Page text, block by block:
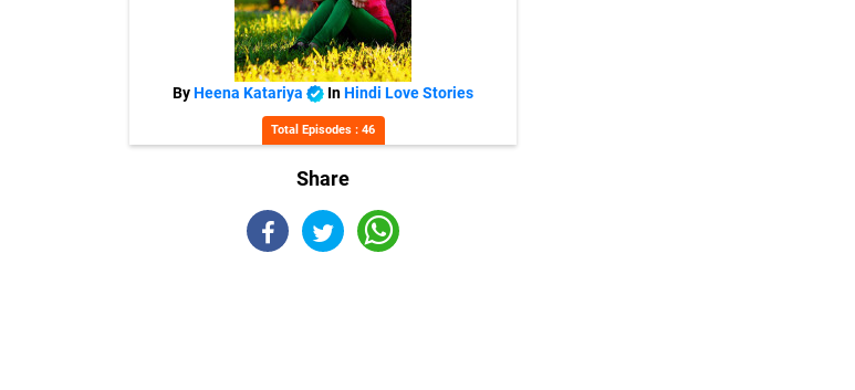
ByHeena Katariya InHindi Love Stories
Total Episodes : 46
Share